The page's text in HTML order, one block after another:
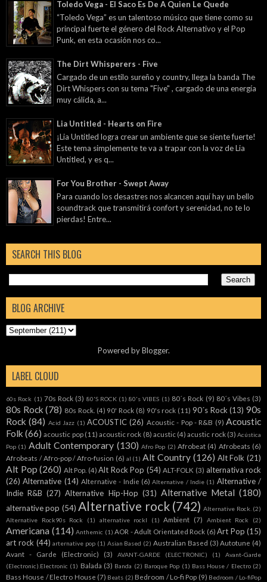
Toledo Vega - El Saco Es De A Quien Le Quede
“Toledo Vega” es un talentoso músico que tiene como su
principal fuerte el género del Rock Alternativo y el Pop
Punk, en esta ocasión nos co...
The Dirt Whisperers - Five
Cargado de un estilo sureño y country, llega la banda The
Dirt Whispers con su tema "Five" , cargado de una energía
muy cálida, a...
Lia Untitled - Hearts on Fire
¡Lia Untitled logra crear un ambiente que se siente fuerte!
Este tema simplemente te va a trapar con la voz de Lia
Untitled, y es q...
For You Brother - Swept Away
Para cuando los desastres nos alcancen aquí hay un bello
soundtrack que transmitirá confort y serenidad, no te lo
pierdas! Entre...
SEARCH THIS BLOG
BLOG ARCHIVE
Powered byBlogger.
LABEL CLOUD
60s Rock (1) 70s Rock (3) 80'S ROCK (1) 80's VIBES (1) 80´s Rock (9) 80´s Vibes (3)
80s Rock (78) 80s Rock. (4) 90' Rock (8) 90's rock (11) 90´s Rock (13) 90s
Rock (84) Acid Jazz (1) ACOUSTIC (26) Acoustic - Pop - R&B (9) Acoustic
Folk (66) acoustic pop (11) acoustic rock (8) acustic (4) acustic rock (3) Acústica
Pop (1) Adult Contemporary (130) Afro Pop (2) Afrobeat (4) Afrobeats (6)
Afrobeats / Afro-pop / Afro-fusion (6) al (1) Alt Country (126) Alt Folk (21)
Alt Pop (260) Alt Pop. (4) Alt Rock Pop (54) ALT-FOLK (3) alternativa rock
(26) Alternative (14) Alternative - Indie (6) Alternative / Indie (1) Alternative /
Indie R&B (27) Alternative Hip-Hop (31) Alternative Metal (180)
alternative pop (54) Alternative rock (742) Alternative Rock. (2)
Alternative Rock90s Rock
(1) alternative rockl (1) Ambient (7) Ambient Rock (2)
Americana (114) Anthemic (1) AOR - Adult Orientated Rock (6) Art Pop (15)
art rock (44) arternative pop (1) Asian Based (2) Australian Based (3) Autotune (4)
Avant - Garde (Electronic)
(3) AVANT-GARDE (ELECTRONIC) (1)
Avant-Garde
(Electronic).Electronic (1) Balada (3) Banda (2) Baroque Pop (1) Bass House / Electro (2)
Bass House / Electro House (7) Beats (2) Bedroom / Lo-fi Pop (9) Bedroom / Lo-fiPop